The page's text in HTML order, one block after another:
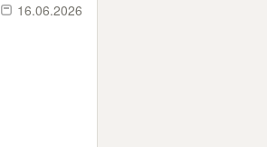
16.06.2026